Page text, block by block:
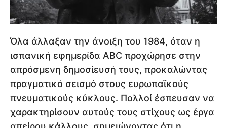
Όλα άλλαξαν την άνοιξη του 1984, όταν η
ισπανική εφημερίδα ABC προχώρησε στην
απρόσμενη δημοσίευσή τους, προκαλώντας
πραγματικό σεισμό στους ευρωπαϊκούς
πνευματικούς κύκλους. Πολλοί έσπευσαν να
χαρακτηρίσουν αυτούς τους στίχους ως έργα